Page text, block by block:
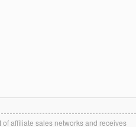
affiliate sales networks and receives